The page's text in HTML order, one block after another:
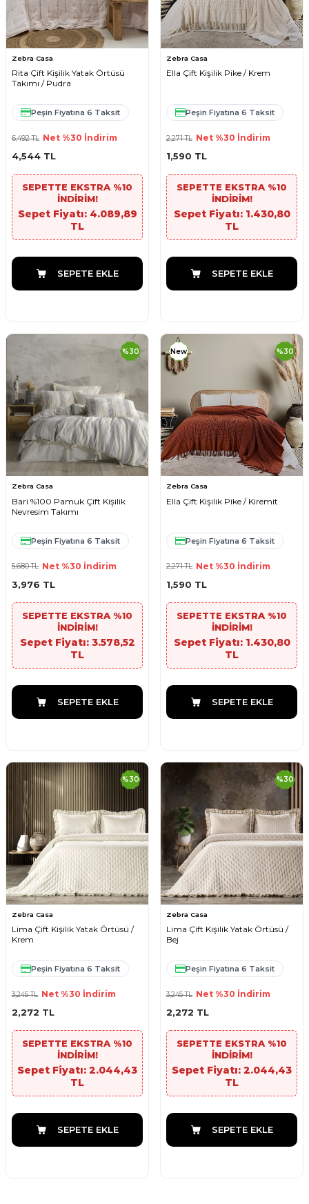
Zebra Casa
Rita Çift Kişilik Yatak Örtüsü
Takımı / Pudra
Peşin Fiyatına 6 Taksit
6,492TL Net %30 İndirim
4,544 TL
SEPETTE EKSTRA %10
İNDİRİM!
Sepet Fiyatı: 4.089,89
TL
SEPETE EKLE
Zebra Casa
Ella Çift Kişilik Pike / Krem
Peşin Fiyatına 6 Taksit
2,271TL Net %30 İndirim
1,590 TL
SEPETTE EKSTRA %10
İNDİRİM!
Sepet Fiyatı: 1.430,80
TL
SEPETE EKLE
%30
Zebra Casa
Bari %100 Pamuk Çift Kişilik
Nevresim Takımı
Peşin Fiyatına 6 Taksit
5,680TL Net %30 İndirim
3,976 TL
SEPETTE EKSTRA %10
İNDİRİM!
Sepet Fiyatı: 3.578,52
TL
SEPETE EKLE
%30
New
Zebra Casa
Ella Çift Kişilik Pike / Kiremit
Peşin Fiyatına 6 Taksit
2,271TL Net %30 İndirim
1,590 TL
SEPETTE EKSTRA %10
İNDİRİM!
Sepet Fiyatı: 1.430,80
TL
SEPETE EKLE
%30
Zebra Casa
Lima Çift Kişilik Yatak Örtüsü /
Krem
Peşin Fiyatına 6 Taksit
3,245TL Net %30 İndirim
2,272 TL
SEPETTE EKSTRA %10
İNDİRİM!
Sepet Fiyatı: 2.044,43
TL
SEPETE EKLE
%30
Zebra Casa
Lima Çift Kişilik Yatak Örtüsü /
Bej
Peşin Fiyatına 6 Taksit
3,245TL Net %30 İndirim
2,272 TL
SEPETTE EKSTRA %10
İNDİRİM!
Sepet Fiyatı: 2.044,43
TL
SEPETE EKLE